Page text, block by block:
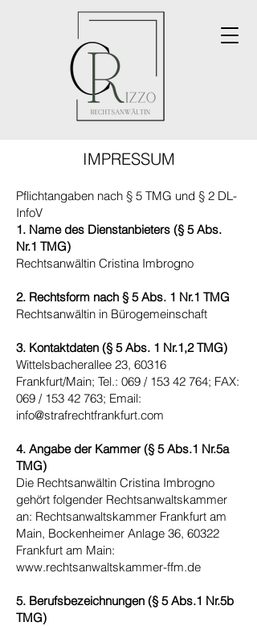
IMPRESSUM
Pflichtangaben nach § 5 TMG und § 2 DL-
InfoV
1. Name des Dienstanbieters (§ 5 Abs.
Nr.1 TMG)
Rechtsanwältin Cristina Imbrogno
2. Rechtsform nach § 5 Abs. 1 Nr.1 TMG
Rechtsanwältin in Bürogemeinschaft
3. Kontaktdaten (§ 5 Abs. 1 Nr.1,2 TMG)
Wittelsbacherallee 23, 60316
Frankfurt/Main; Tel.: 069 / 153 42 764; FAX:
069 / 153 42 763; Email:
info@strafrechtfrankfurt.com
4. Angabe der Kammer (§ 5 Abs.1 Nr.5a
TMG)
Die Rechtsanwältin Cristina Imbrogno
gehört folgender Rechtsanwaltskammer
an: Rechtsanwaltskammer Frankfurt am
Main, Bockenheimer Anlage 36, 60322
Frankfurt am Main:
www.rechtsanwaltskammer-ffm.de
5. Berufsbezeichnungen (§ 5 Abs.1 Nr.5b
TMG)